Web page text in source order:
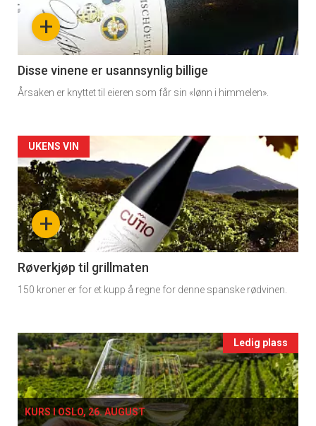
-
section
11
Dagens
rett
2
+
Disse vinene er usannsynlig billige
Årsaken er knyttet til eieren som får sin «lønn i himmelen».
Artikler
detail
-
section
11
Ukens
vin
+
UKENS VIN
Røverkjøp til grillmaten
150 kroner er for et kupp å regne for denne spanske rødvinen.
Events
single
Ledig plass
KURS I OSLO, 26. AUGUST